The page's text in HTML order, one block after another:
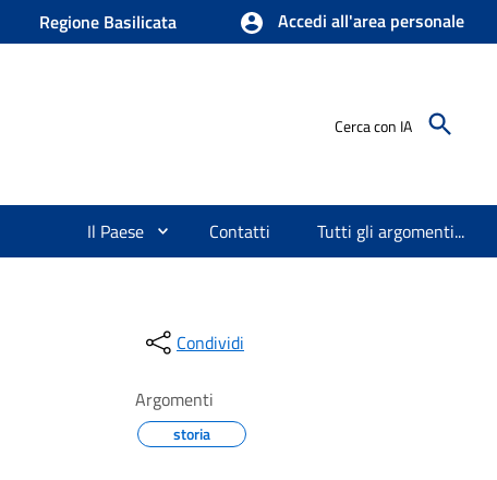
Regione Basilicata Accedi all'area personale
Cerca con IA
Il Paese Contatti Tutti gli argomenti...
Condividi
Argomenti
storia